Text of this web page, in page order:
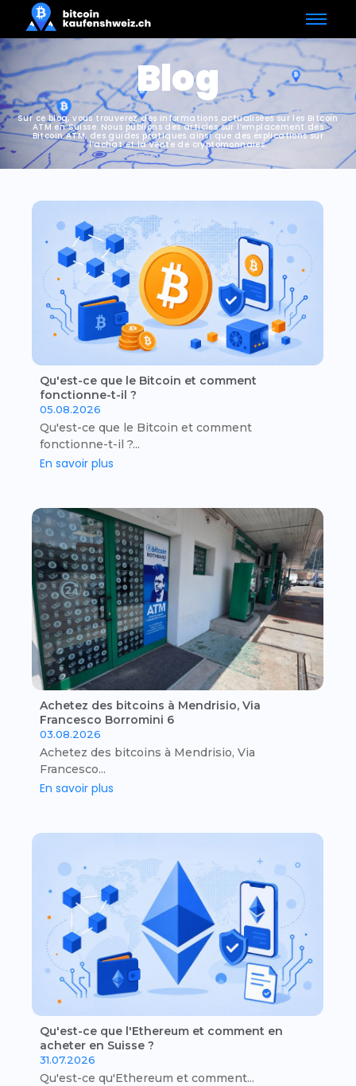
Blog
Sur ce blog, vous trouverez des informations actualisées sur les Bitcoin
ATM en Suisse. Nous publions des articles sur l’emplacement des
Bitcoin ATM, des guides pratiques ainsi que des explications sur
l’achat et la vente de cryptomonnaies.
Qu'est-ce que le Bitcoin et comment
fonctionne-t-il ?
05.08.2026
Qu'est-ce que le Bitcoin et comment
fonctionne-t-il ?...
En savoir plus
Achetez des bitcoins à Mendrisio, Via
Francesco Borromini 6
03.08.2026
Achetez des bitcoins à Mendrisio, Via
Francesco...
En savoir plus
Qu'est-ce que l'Ethereum et comment en
acheter en Suisse ?
31.07.2026
Qu'est-ce qu'Ethereum et comment...